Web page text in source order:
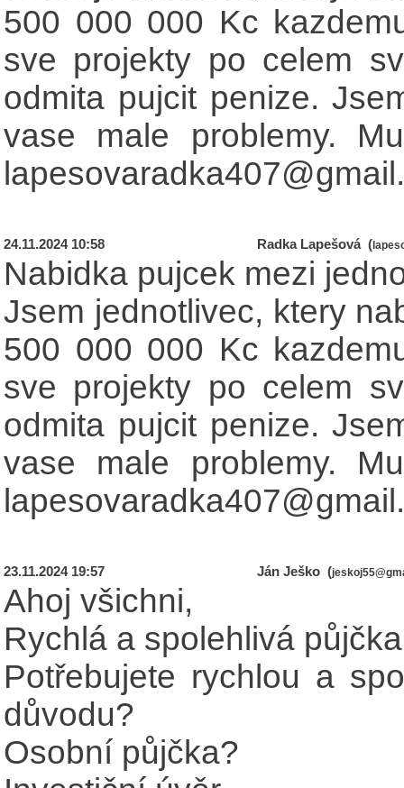
500 000 000 Kc
sve projekty po celem
odmita pujcit penize.
vase male problemy.
24.11.2024 10:58 Radka Lapešová (
Nabidka pujcek mezi
Jsem jednotlivec, ktery
500 000 000 Kc
sve projekty po celem
odmita pujcit penize.
vase male problemy.
23.11.2024 19:57 Ján Ješko (
Ahoj všichni,
Rychlá a spolehlivá půjčka
Potřebujete rychlou a
důvodu?
Osobní půjčka?